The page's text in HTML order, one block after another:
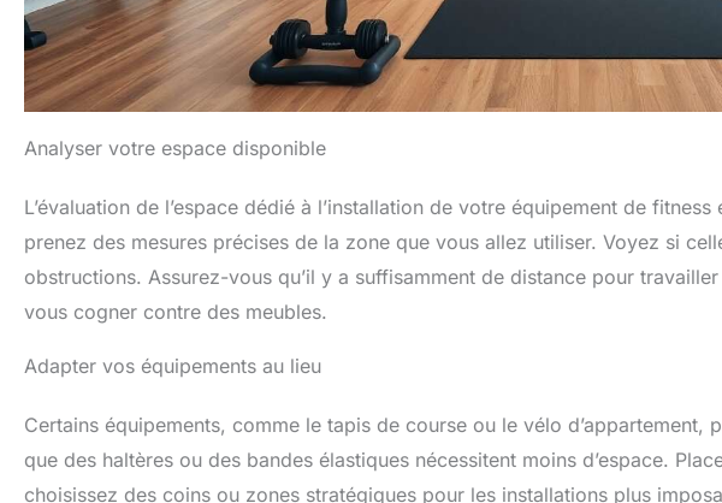
Analyser votre espace disponible
L’évaluation de l’espace dédié à l’installation de votre équipement de
prenez des mesures précises de la zone que vous allez utiliser. Voyez si
obstructions. Assurez-vous qu’il y a suffisamment de distance pour
vous cogner contre des meubles.
Adapter vos équipements au lieu
Certains équipements, comme le tapis de course ou le vélo d’appartement,
que des haltères ou des bandes élastiques nécessitent moins d’espace.
choisissez des coins ou zones stratégiques pour les installations plus